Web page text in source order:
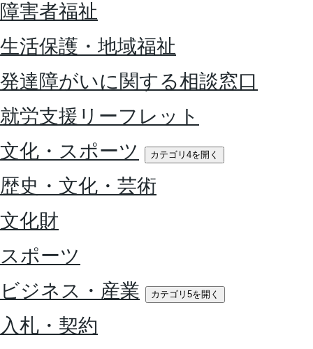
障害者福祉
生活保護・地域福祉
発達障がいに関する相談窓口
就労支援リーフレット
文化・スポーツ
カテゴリ4を開く
歴史・文化・芸術
文化財
スポーツ
ビジネス・産業
カテゴリ5を開く
入札・契約